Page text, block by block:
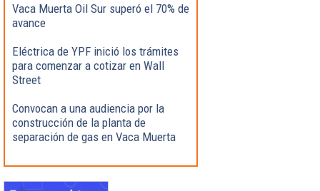
Vaca Muerta Oil Sur superó el 70% de
avance
Eléctrica de YPF inició los trámites
para comenzar a cotizar en Wall
Street
Convocan a una audiencia por la
construcción de la planta de
separación de gas en Vaca Muerta